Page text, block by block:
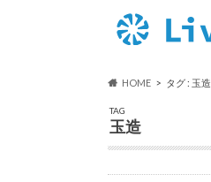
HOME タグ : 玉造
TAG
玉造